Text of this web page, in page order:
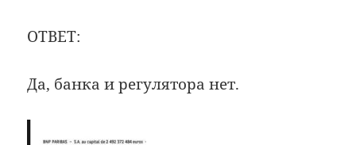
ОТВЕТ:
Да, банка и регулятора нет.